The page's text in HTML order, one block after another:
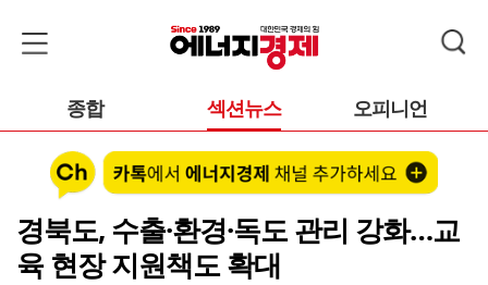
종합 섹션뉴스 오피니언
경북도, 수출·환경·독도 관리 강화…교
육 현장 지원책도 확대